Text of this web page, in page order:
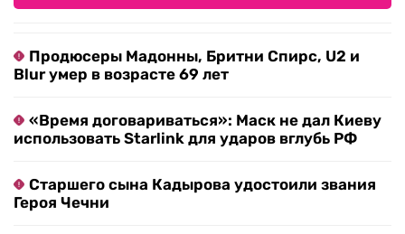
Продюсеры Мадонны, Бритни Спирс, U2 и
Blur умер в возрасте 69 лет
«Время договариваться»: Маск не дал Киеву
использовать Starlink для ударов вглубь РФ
Старшего сына Кадырова удостоили звания
Героя Чечни